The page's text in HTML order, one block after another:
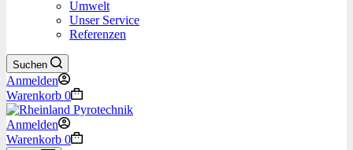
Umwelt
Unser Service
Referenzen
Suchen
Anmelden
Warenkorb 0
Anmelden
Warenkorb 0